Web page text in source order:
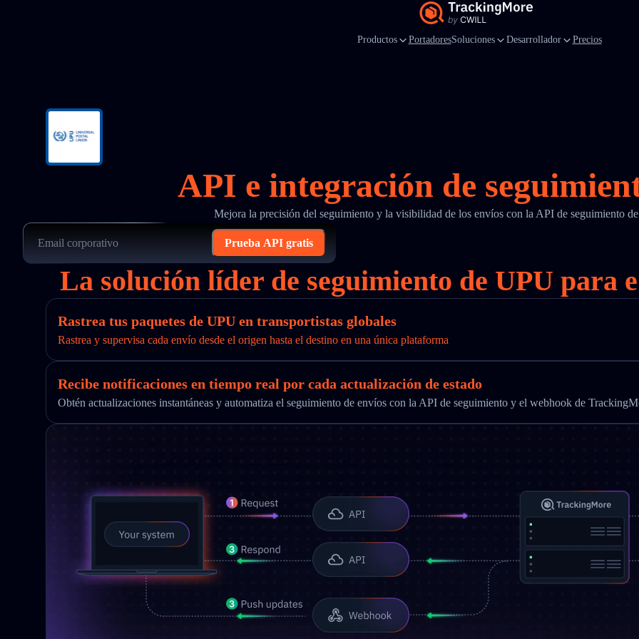
Productos PortadoresSoluciones Desarrollador Precios
API e integración de
Mejora la precisión del seguimiento y la visibilidad de los envíos con la API de seguimiento
Prueba API gratis
La solución líder de seguimiento de UPU para
Rastrea tus paquetes de UPU en transportistas globales
Rastrea y supervisa cada envío desde el origen hasta el destino en una única plataforma
Recibe notificaciones en tiempo real por cada actualización de estado
Obtén actualizaciones instantáneas y automatiza el seguimiento de envíos con la API de seguimiento y el webhook de